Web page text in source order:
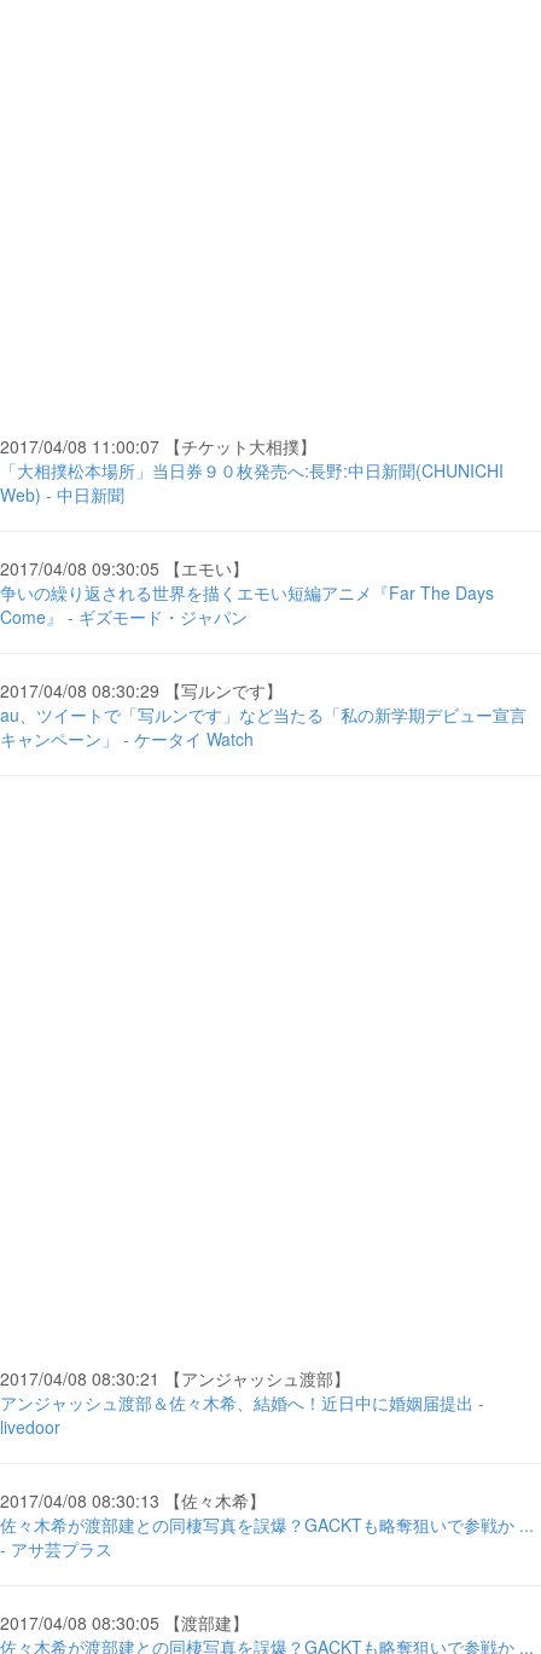
2017/04/08 11:00:07 【チケット大相撲】
「大相撲松本場所」当日券９０枚発売へ:長野:中日新聞(CHUNICHI
Web) - 中日新聞
2017/04/08 09:30:05 【エモい】
争いの繰り返される世界を描くエモい短編アニメ『Far The Days
Come』 - ギズモード・ジャパン
2017/04/08 08:30:29 【写ルンです】
au、ツイートで「写ルンです」など当たる「私の新学期デビュー宣言
キャンペーン」 - ケータイ Watch
2017/04/08 08:30:21 【アンジャッシュ渡部】
アンジャッシュ渡部＆佐々木希、結婚へ！近日中に婚姻届提出 -
livedoor
2017/04/08 08:30:13 【佐々木希】
佐々木希が渡部建との同棲写真を誤爆？GACKTも略奪狙いで参戦か ...
- アサ芸プラス
2017/04/08 08:30:05 【渡部建】
佐々木希が渡部建との同棲写真を誤爆？GACKTも略奪狙いで参戦か ...